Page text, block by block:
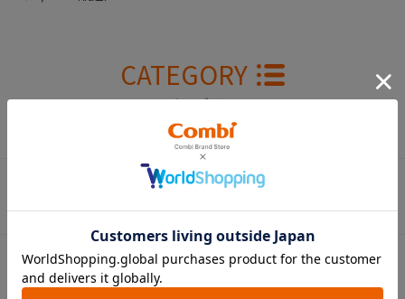
CATEGORY
カテゴリー
ベビーラック＆
ベビーチェア
抱っこひも